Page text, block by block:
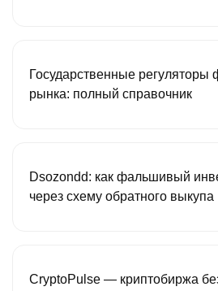
Государственные регуляторы
рынка: полный справочник
Dsozondd: как фальшивый
через схему обратного выкупа
CryptoPulse — криптобиржа